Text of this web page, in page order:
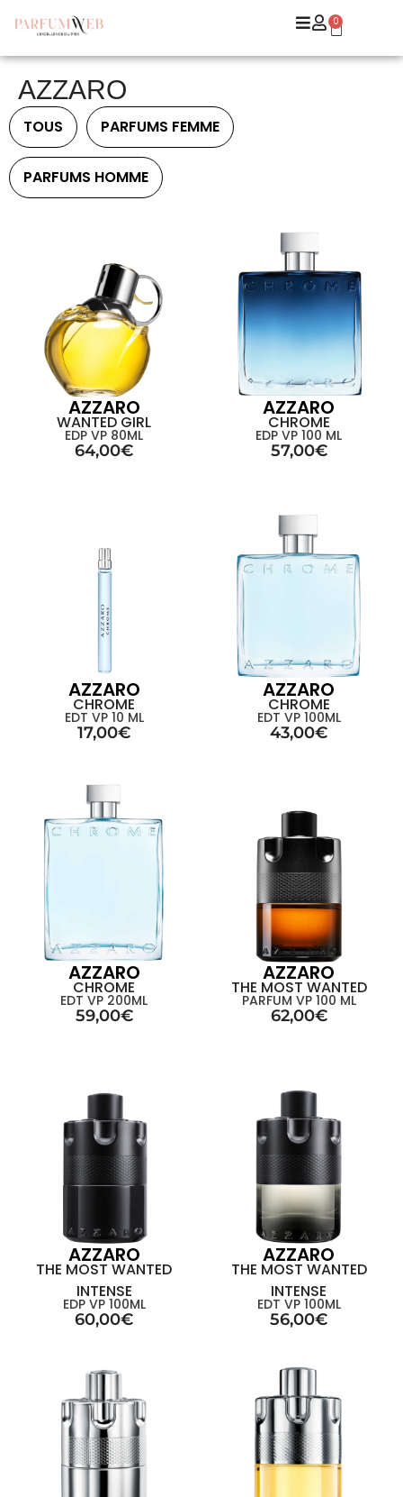
0
AZZARO
TOUS PARFUMS FEMME
PARFUMS HOMME
AZZARO
WANTED GIRL
EDP VP 80ML
64,00€
AZZARO
CHROME
EDP VP 100 ML
57,00€
AZZARO
CHROME
EDT VP 10 ML
17,00€
AZZARO
CHROME
EDT VP 100ML
43,00€
AZZARO
CHROME
EDT VP 200ML
59,00€
AZZARO
THE MOST WANTED
PARFUM VP 100 ML
62,00€
AZZARO
THE MOST WANTED
INTENSE
EDP VP 100ML
60,00€
AZZARO
THE MOST WANTED
INTENSE
EDT VP 100ML
56,00€